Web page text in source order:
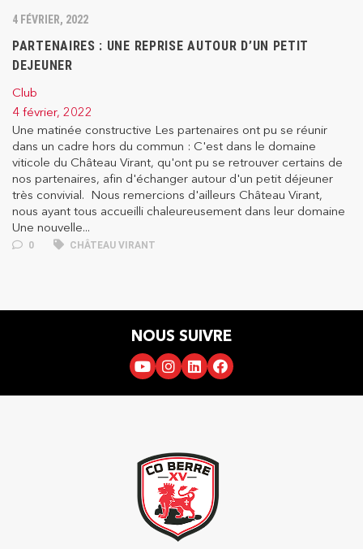
4 FÉVRIER, 2022
PARTENAIRES : UNE REPRISE AUTOUR D’UN PETIT
DEJEUNER
Club
4 février, 2022
Une matinée constructive Les partenaires ont pu se réunir
dans un cadre hors du commun : C'est dans le domaine
viticole du Château Virant, qu'ont pu se retrouver certains de
nos partenaires, afin d'échanger autour d'un petit déjeuner
très convivial. Nous remercions d'ailleurs Château Virant,
nous ayant tous accueilli chaleureusement dans leur domaine
Une nouvelle...
0 CHÂTEAU VIRANT
NOUS SUIVRE